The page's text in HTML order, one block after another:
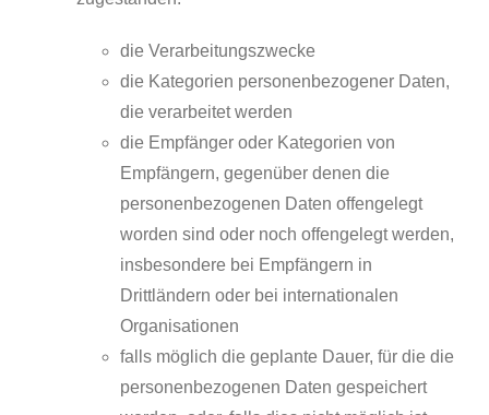
die Verarbeitungszwecke
die Kategorien personenbezogener Daten,
die verarbeitet werden
die Empfänger oder Kategorien von
Empfängern, gegenüber denen die
personenbezogenen Daten offengelegt
worden sind oder noch offengelegt werden,
insbesondere bei Empfängern in
Drittländern oder bei internationalen
Organisationen
falls möglich die geplante Dauer, für die die
personenbezogenen Daten gespeichert